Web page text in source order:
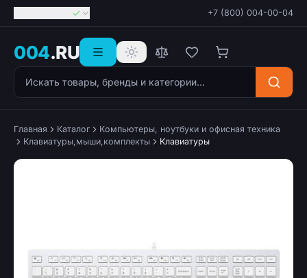
+7 (800) 004-00-04
004.RU
Поиск товаров
Главная Каталог
Компьютеры, ноутбуки и офисная техника
Клавиатуры,мыши,комплекты
Клавиатуры